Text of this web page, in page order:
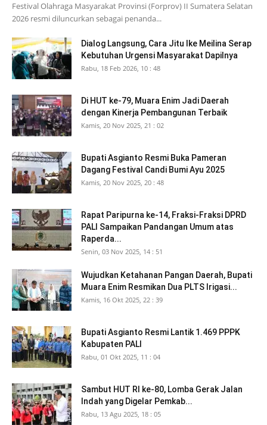
Festival Olahraga Masyarakat Provinsi (Forprov) II Sumatera Selatan
2026 resmi diluncurkan sebagai penanda...
Dialog Langsung, Cara Jitu Ike Meilina Serap
Kebutuhan Urgensi Masyarakat Dapilnya
Rabu, 18 Feb 2026, 10 : 48
Di HUT ke-79, Muara Enim Jadi Daerah
dengan Kinerja Pembangunan Terbaik
Kamis, 20 Nov 2025, 21 : 02
Bupati Asgianto Resmi Buka Pameran
Dagang Festival Candi Bumi Ayu 2025
Kamis, 20 Nov 2025, 20 : 48
Rapat Paripurna ke-14, Fraksi-Fraksi DPRD
PALI Sampaikan Pandangan Umum atas
Raperda...
Senin, 03 Nov 2025, 14 : 51
Wujudkan Ketahanan Pangan Daerah, Bupati
Muara Enim Resmikan Dua PLTS Irigasi...
Kamis, 16 Okt 2025, 22 : 39
Bupati Asgianto Resmi Lantik 1.469 PPPK
Kabupaten PALI
Rabu, 01 Okt 2025, 11 : 04
Sambut HUT RI ke-80, Lomba Gerak Jalan
Indah yang Digelar Pemkab...
Rabu, 13 Agu 2025, 18 : 05